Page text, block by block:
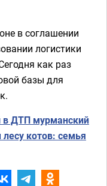
в соглашении
логистики
как раз
базы для
ДТП мурманский
котов: семья